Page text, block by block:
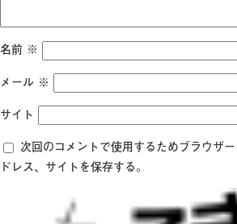
名前 ※
メール ※
サイト
次回のコメントで使用するためブラウザ
ドレス、サイトを保存する。